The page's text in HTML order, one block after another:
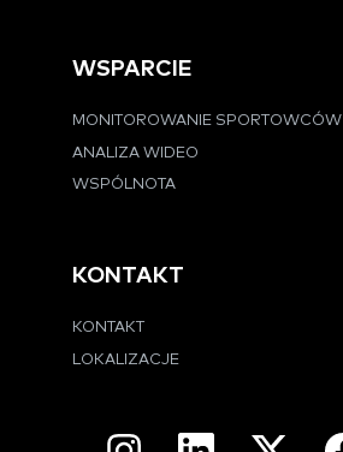
WSPARCIE
MONITOROWANIE SPORTOWCÓW
ANALIZA WIDEO
WSPÓLNOTA
KONTAKT
KONTAKT
LOKALIZACJE